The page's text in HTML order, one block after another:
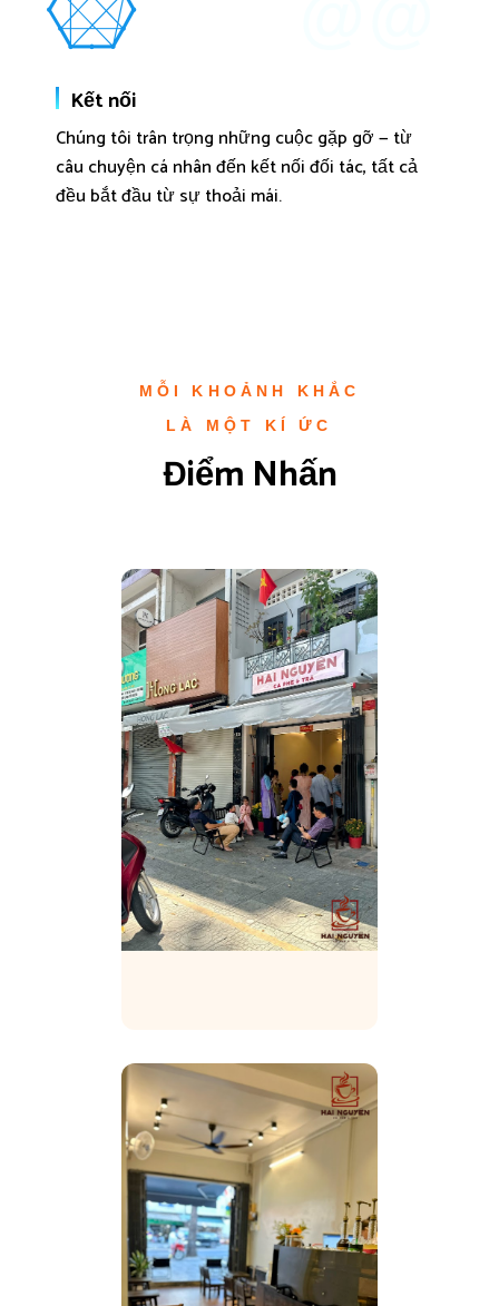
Kết nối
Chúng tôi trân trọng những cuộc gặp gỡ — từ
câu chuyện cá nhân đến kết nối đối tác, tất cả
đều bắt đầu từ sự thoải mái.
MỖI KHOẢNH KHẮC
LÀ MỘT KÍ ỨC
Điểm Nhấn